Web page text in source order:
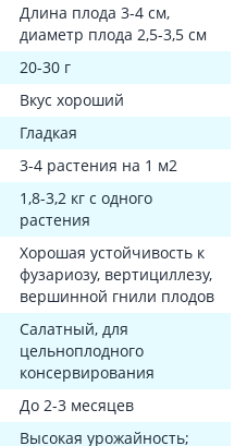
Длина плода 3-4 см,
диаметр плода 2,5-3,5 см
20-30 г
Вкус хороший
Гладкая
3-4 растения на 1 м2
1,8-3,2 кг с одного
растения
Хорошая устойчивость к
фузариозу, вертициллезу,
вершинной гнили плодов
Салатный, для
цельноплодного
консервирования
До 2-3 месяцев
Высокая урожайность;